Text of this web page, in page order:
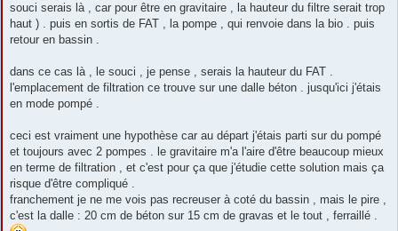
souci serais là , car pour être en gravitaire , la hauteur du filtre serait trop
haut ) . puis en sortis de FAT , la pompe , qui renvoie dans la bio . puis
retour en bassin .
dans ce cas là , le souci , je pense , serais la hauteur du FAT .
l'emplacement de filtration ce trouve sur une dalle béton . jusqu'ici j'étais
en mode pompé .
ceci est vraiment une hypothèse car au départ j'étais parti sur du pompé
et toujours avec 2 pompes . le gravitaire m'a l'aire d'être beaucoup mieux
en terme de filtration , et c'est pour ça que j'étudie cette solution mais ça
risque d'être compliqué .
franchement je ne me vois pas recreuser à coté du bassin , mais le pire ,
c'est la dalle : 20 cm de béton sur 15 cm de gravas et le tout , ferraillé .